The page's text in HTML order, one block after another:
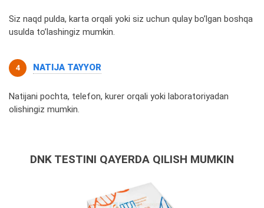
Siz naqd pulda, karta orqali yoki siz uchun qulay bo’lgan boshqa
usulda to’lashingiz mumkin.
NATIJA TAYYOR
Natijani pochta, telefon, kurer orqali yoki laboratoriyadan
olishingiz mumkin.
DNK TESTINI QAYERDA QILISH MUMKIN